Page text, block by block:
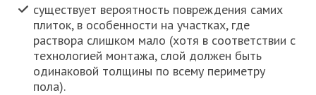
существует вероятность повреждения самих
плиток, в особенности на участках, где
раствора слишком мало (хотя в соответствии с
технологией монтажа, слой должен быть
одинаковой толщины по всему периметру
пола).